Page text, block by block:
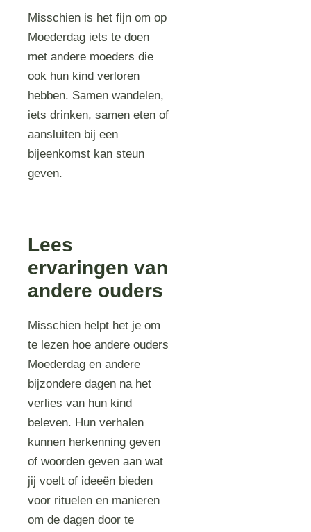
Misschien is het fijn om op
Moederdag iets te doen
met andere moeders die
ook hun kind verloren
hebben. Samen wandelen,
iets drinken, samen eten of
aansluiten bij een
bijeenkomst kan steun
geven.
Lees
ervaringen van
andere ouders
Misschien helpt het je om
te lezen hoe andere ouders
Moederdag en andere
bijzondere dagen na het
verlies van hun kind
beleven. Hun verhalen
kunnen herkenning geven
of woorden geven aan wat
jij voelt of ideeën bieden
voor rituelen en manieren
om de dagen door te